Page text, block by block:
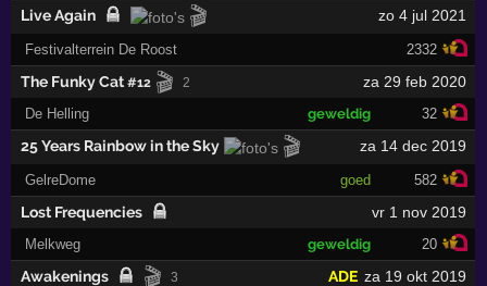
Live Again 🎬 zo 4 jul 2021
Festivalterrein De Roost 2332
The Funky Cat #12 🎬 2 za 29 feb 2020
De Helling geweldig 32
25 Years Rainbow in the Sky 🎬 za 14 dec 2019
GelreDome goed 582
Lost Frequencies vr 1 nov 2019
Melkweg geweldig 20
Awakenings 🎬 3 za 19 okt 2019
ADE